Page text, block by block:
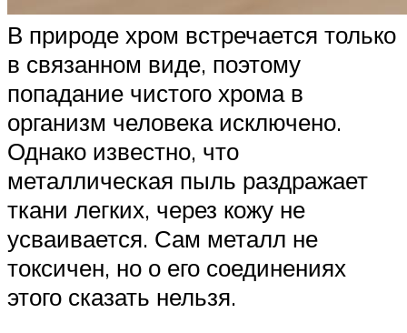
В природе хром встречается только
в связанном виде, поэтому
попадание чистого хрома в
организм человека исключено.
Однако известно, что
металлическая пыль раздражает
ткани легких, через кожу не
усваивается. Сам металл не
токсичен, но о его соединениях
этого сказать нельзя.